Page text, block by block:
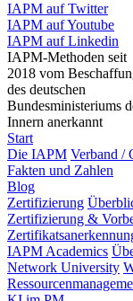
IAPM auf Twitter
IAPM auf Youtube
IAPM auf Linkedin
IAPM-Methoden seit
2018 vom
des deutschen
Bundesministeriums
Innern anerkannt
Start
Die IAPM Verband /
Fakten und Zahlen
Blog
Zertifizierung
Zertifizierung &
IAPM Academics
Network University